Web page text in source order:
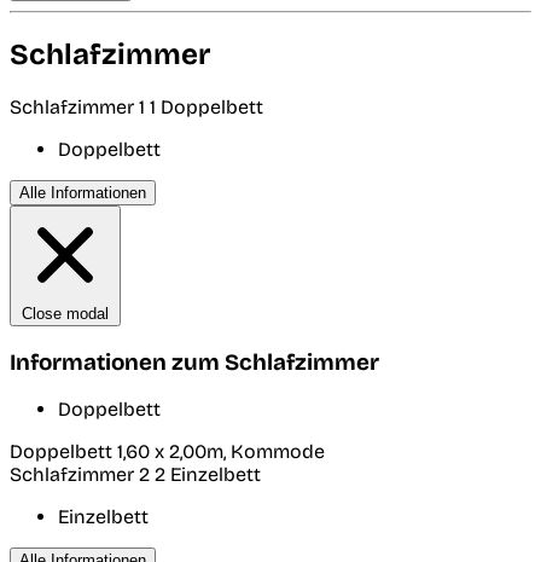
Schlafzimmer
Schlafzimmer 1 1 Doppelbett
Doppelbett
Alle Informationen
Close modal
Informationen zum Schlafzimmer
Doppelbett
Doppelbett 1,60 x 2,00m, Kommode
Schlafzimmer 2 2 Einzelbett
Einzelbett